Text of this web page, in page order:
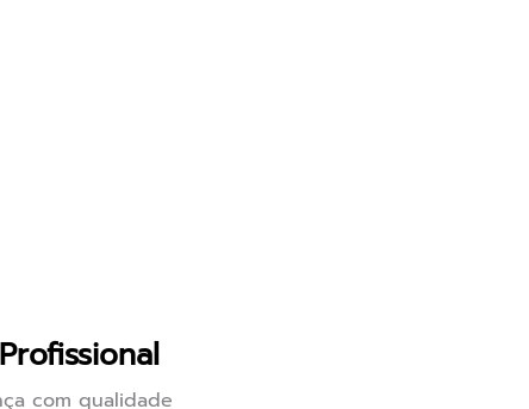
com qualidade